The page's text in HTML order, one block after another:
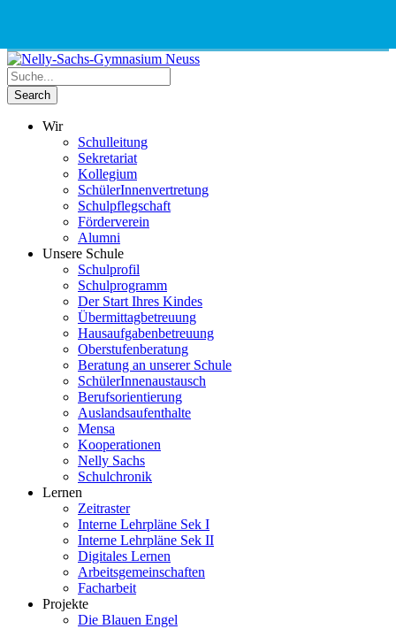
Wir
Schulleitung
Sekretariat
Kollegium
SchülerInnenvertretung
Schulpflegschaft
Förderverein
Alumni
Unsere Schule
Schulprofil
Schulprogramm
Der Start Ihres Kindes
Übermittagbetreuung
Hausaufgabenbetreuung
Oberstufenberatung
Beratung an unserer Schule
SchülerInnenaustausch
Berufsorientierung
Auslandsaufenthalte
Mensa
Kooperationen
Nelly Sachs
Schulchronik
Lernen
Zeitraster
Interne Lehrpläne Sek I
Interne Lehrpläne Sek II
Digitales Lernen
Arbeitsgemeinschaften
Facharbeit
Projekte
Die Blauen Engel
Number
for
calling
Address
Maps